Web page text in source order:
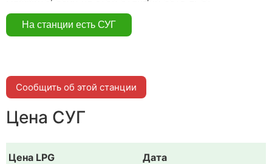
Сообщить об этой станции
Цена СУГ
Цена LPG Дата